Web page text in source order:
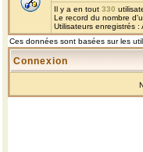
Il y a en tout 330
Le record du nombre
Utilisateurs enregistrés :
Ces données sont basées sur les
Connexion